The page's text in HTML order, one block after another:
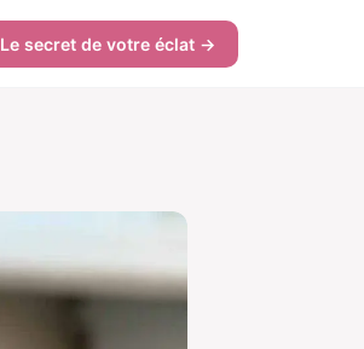
Le secret de votre éclat →